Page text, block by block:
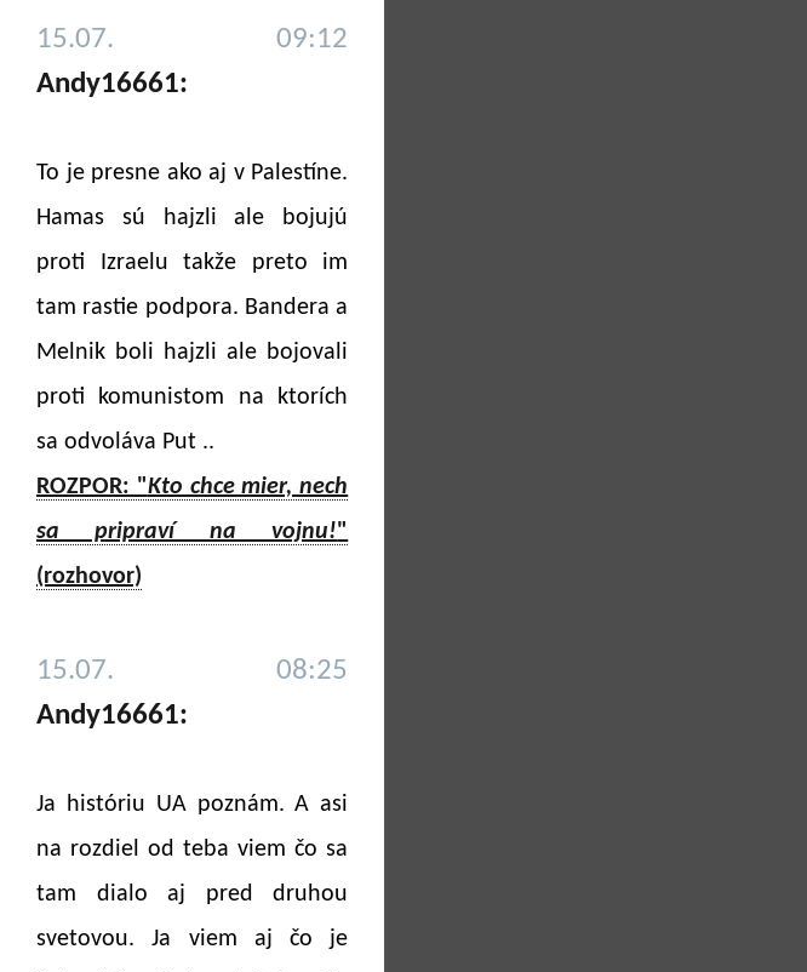
15.07. 09:12
Andy16661:
To je presne ako aj v Palestíne.
Hamas sú hajzli ale bojujú
proti Izraelu takže preto im
tam rastie podpora. Bandera a
Melnik boli hajzli ale bojovali
proti komunistom na ktorích
sa odvoláva Put ..
ROZPOR: "Kto chce mier, nech
sa pripraví na vojnu!"
(rozhovor)
15.07. 08:25
Andy16661:
Ja históriu UA poznám. A asi
na rozdiel od teba viem čo sa
tam dialo aj pred druhou
svetovou. Ja viem aj čo je